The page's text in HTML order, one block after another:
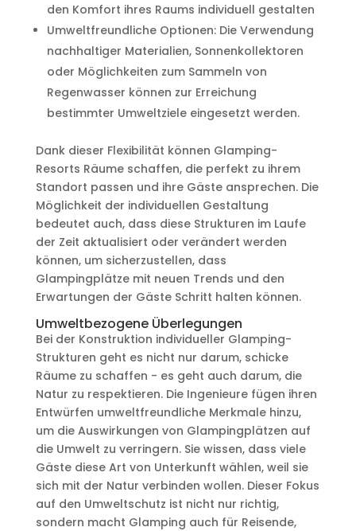
den Komfort ihres Raums individuell gestalten
Umweltfreundliche Optionen: Die Verwendung
nachhaltiger Materialien, Sonnenkollektoren
oder Möglichkeiten zum Sammeln von
Regenwasser können zur Erreichung
bestimmter Umweltziele eingesetzt werden.
Dank dieser Flexibilität können Glamping-
Resorts Räume schaffen, die perfekt zu ihrem
Standort passen und ihre Gäste ansprechen. Die
Möglichkeit der individuellen Gestaltung
bedeutet auch, dass diese Strukturen im Laufe
der Zeit aktualisiert oder verändert werden
können, um sicherzustellen, dass
Glampingplätze mit neuen Trends und den
Erwartungen der Gäste Schritt halten können.
Umweltbezogene Überlegungen
Bei der Konstruktion individueller Glamping-
Strukturen geht es nicht nur darum, schicke
Räume zu schaffen - es geht auch darum, die
Natur zu respektieren. Die Ingenieure fügen ihren
Entwürfen umweltfreundliche Merkmale hinzu,
um die Auswirkungen von Glampingplätzen auf
die Umwelt zu verringern. Sie wissen, dass viele
Gäste diese Art von Unterkunft wählen, weil sie
sich mit der Natur verbinden wollen. Dieser Fokus
auf den Umweltschutz ist nicht nur richtig,
sondern macht Glamping auch für Reisende,